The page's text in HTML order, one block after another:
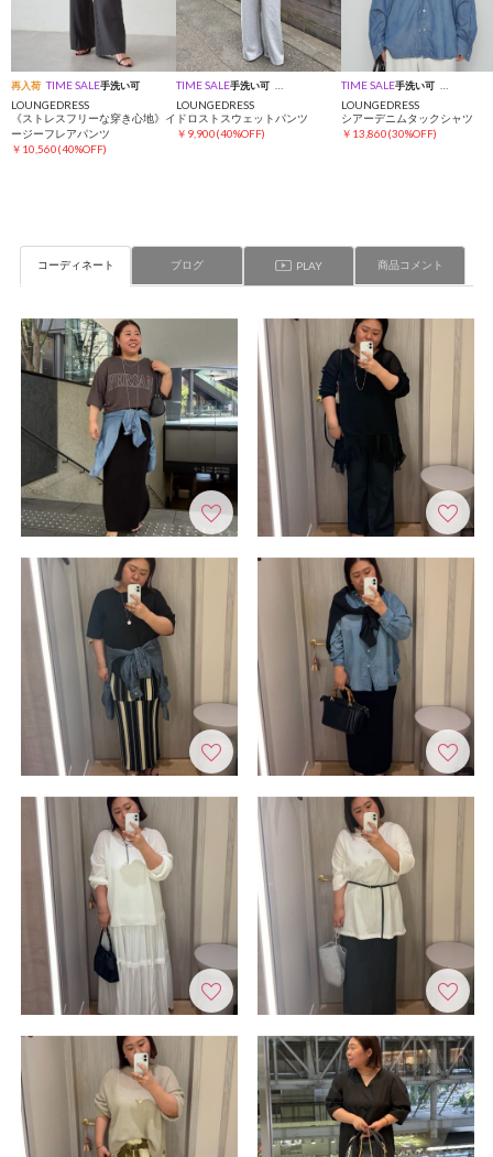
再入荷 TIME SALE手洗い可
LOUNGEDRESS
《ストレスフリーな穿き心地》イ
ージーフレアパンツ
￥10,560(40%OFF)
TIME SALE手洗い可
LOUNGEDRESS
ドロストスウェットパンツ
￥9,900(40%OFF)
TIME SALE手洗い可
LOUNGEDRESS
シアーデニムタックシャツ
￥13,860(30%OFF)
コーディネート ブログ PLAY 商品コメント